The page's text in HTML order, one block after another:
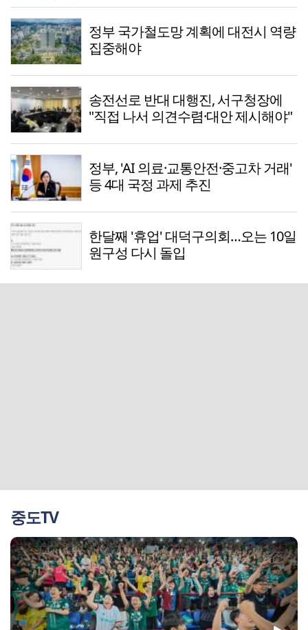
정부 국가철도망 계획에 대전시 역량
집중해야
송전선로 반대 대행진, 서구청장에
"직접 나서 의견수렴·대안 제시해야"
정부, 'AI 의료·교통안전·중고차 거래'
등 4대 국정 과제 추진
한달째 '휴업' 대덕구의회…오는 10일
원구성 다시 돌입
중도TV